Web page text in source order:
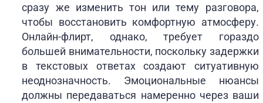
сразу же изменить тон или тему разговора,
чтобы восстановить комфортную атмосферу.
Онлайн-флирт, однако, требует гораздо
большей внимательности, поскольку задержки
в текстовых ответах создают ситуативную
неоднозначность. Эмоциональные нюансы
должны передаваться намеренно через ваши